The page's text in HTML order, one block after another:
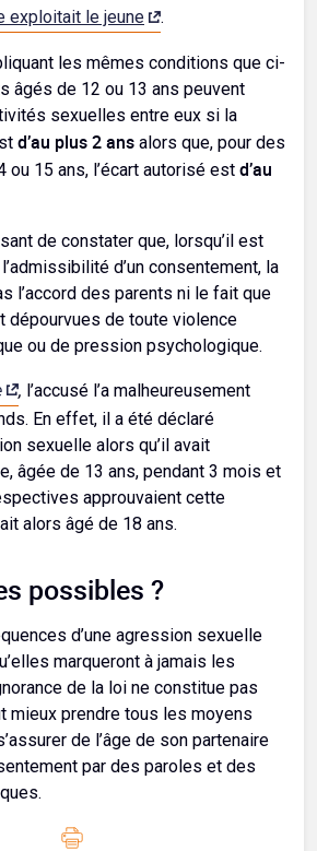
exploitait le jeune
.
les mêmes conditions que ci-
âgés de 12 ou 13 ans peuvent
sexuelles entre eux si la
d’au plus 2 ans alors que, pour des
ou 15 ans, l’écart autorisé est d’au
de constater que, lorsqu’il est
d’un consentement, la
l’accord des parents ni le fait que
dépourvues de toute violence
ou de pression psychologique.
, l’accusé l’a malheureusement
En effet, il a été déclaré
sexuelle alors qu’il avait
âgée de 13 ans, pendant 3 mois et
approuvaient cette
alors âgé de 18 ans.
possibles ?
d’une agression sexuelle
marqueront à jamais les
de la loi ne constitue pas
mieux prendre tous les moyens
de l’âge de son partenaire
par des paroles et des